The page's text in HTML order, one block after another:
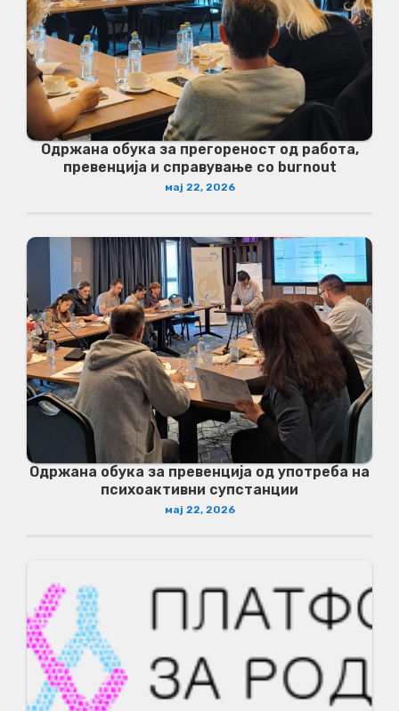
Одржана обука за прегореност од работа,
превенција и справување со burnout
мај 22, 2026
Одржана обука за превенција од употреба на
психоактивни супстанции
мај 22, 2026